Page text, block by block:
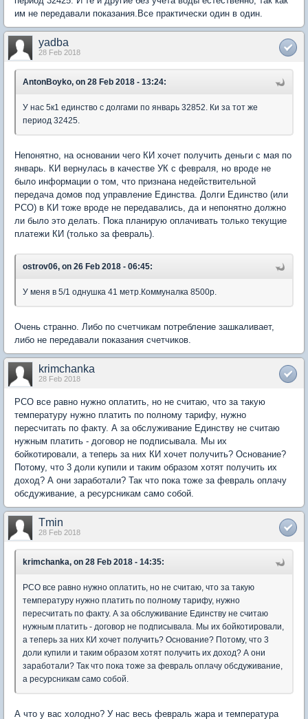
им не передавали показания.Все практически один в один.
yadba
28 Feb 2018
AntonBoyko, on 28 Feb 2018 - 13:24:
У нас 5к1 единство с долгами по январь 32852. Ки за тот же
период 32425.
Непонятно, на основании чего КИ хочет получить деньги с мая по
январь. КИ вернулась в качестве УК с февраля, но вроде не
было информации о том, что признана недействительной
передача домов под управление Единства. Долги Единство (или
РСО) в КИ тоже вроде не передавались, да и непонятно должно
ли было это делать. Пока планирую оплачивать только текущие
платежи КИ (только за февраль).
ostrov06, on 26 Feb 2018 - 06:45:
У меня в 5/1 однушка 41 метр.Коммуналка 8500р.
Очень странно. Либо по счетчикам потребление зашкаливает,
либо не передавали показания счетчиков.
krimchanka
28 Feb 2018
РСО все равно нужно оплатить, но не считаю, что за такую
температуру нужно платить по полному тарифу, нужно
пересчитать по факту. А за обслуживание Единству не считаю
нужным платить - договор не подписывала. Мы их
бойкотировали, а теперь за них КИ хочет получить? Основание?
Потому, что 3 доли купили и таким образом хотят получить их
доход? А они заработали? Так что пока тоже за февраль оплачу
обсдуживание, а ресурсникам само собой.
Tmin
28 Feb 2018
krimchanka, on 28 Feb 2018 - 14:35:
РСО все равно нужно оплатить, но не считаю, что за такую
температуру нужно платить по полному тарифу, нужно
пересчитать по факту. А за обслуживание Единству не считаю
нужным платить - договор не подписывала. Мы их бойкотировали,
а теперь за них КИ хочет получить? Основание? Потому, что 3
доли купили и таким образом хотят получить их доход? А они
заработали? Так что пока тоже за февраль оплачу обсдуживание,
а ресурсникам само собой.
А что у вас холодно? У нас весь февраль жара и температура